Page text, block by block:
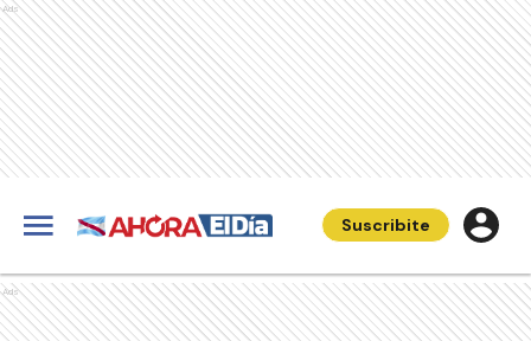
Ads
Suscribite
Ads